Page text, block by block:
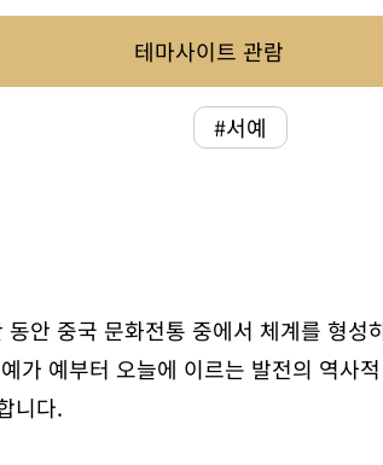
테마사이트 관람
#서예
안 중국 문화전통 중에서 체계를 형
가 예부터 오늘에 이르는 발전의 역사
니다.